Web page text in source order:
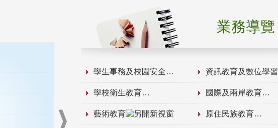
業務導覽
學生事務及校園安全 資訊教育及數位學習
學校衛生教育 國際及兩岸教育
藝術教育 原住民族教育